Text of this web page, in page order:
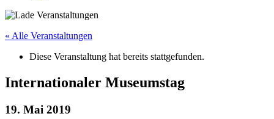
« Alle Veranstaltungen
Diese Veranstaltung hat bereits stattgefunden.
Internationaler Museumstag
19. Mai 2019